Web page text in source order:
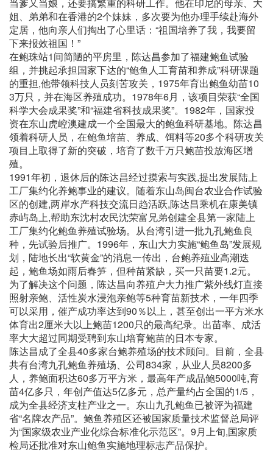
当爹又当娘，还要搞繁重的科研工作。他在印尼的母亲、大
姐、弟弟和在香港的2个妹妹，多次要为他办理手续赴海外
定居，他向亲人们掏出了心里话：“祖国培养了我，我要留
下来报效祖国！”
在鲍珠站1间简陋的平房里，陈达昌参加了福建鲍鱼试验
组，并挑起承担国家下达的“鲍鱼人工育苗和养成”科研课题
的重担,他带领科技人员刻苦攻关，1975年育出鲍鱼幼苗10
3万只，并在海区养殖成功。1978年6月，该项目荣获“全国
科学大会成果奖”和“福建省科技成果奖”。1982年，国家投
资在东山虎崆澳建成一个全国最大的鲍鱼科研基地。陈达昌
领着科研人员，在鲍鱼培苗、养成、饵料等20多个科研攻关
项目上取得了新的突破，培育了数千万只鲍苗投放海区增
殖。
1991年初，退休后的陈达昌经过摸索与实践,提出发展陆上
工厂集约化养鲍事业的建议。随着东山岛闽台农业合作试验
区的创建,两岸水产科技交流日趋活跃,陈达昌乘机在康美镇
赤屿岛上,帮助东沈村农民沈荣富兄弟创建全县第一家陆上
工厂集约化鲍鱼养殖试验场。从台湾引进一批九孔鲍鱼良
种，先试验后推广。1996年，东山大力实施“鲍鱼岛”发展规
划，陆地长出“软黄金”的消息一传出，台鲍养殖业高潮迭
起，鲍鱼场如雨后春笋，但种苗紧缺，买一只苗要1.2元。
为了解决这个问题，陈达昌向养殖户大力推广紫外线灯直接
照射亲鲍、活性炭水浸泡亲鲍等5种育苗新技术，一年四季
可以采用，催产成功率达到90％以上，甚至创出一平方米水
体育出2厘米大以上鲍苗1200只的最高纪录。出苗率、成活
率大大超过同期受聘到东山培育鲍苗的日本专家。
陈达昌成了全县40多家台鲍养殖场的技术顾问。目前，全县
共有台湾九孔鲍鱼养殖场、公司834家，从业人员8200多
人，养鲍面积达60多万平方米，最高年产成品鲍5000吨,育
苗4亿多只，年创产值达5亿多元，总产量约占全国的1/5，
成为全县经济支柱产业之一。东山九孔鲍鱼已被评为福建
省“名牌农产品”。鲍鱼养殖区还被国家质量技术监督总局评
为“国家级农业产业化综合标准化示范区”。9月上旬,国家质
检局还批准对东山鲍鱼实施地理标志产品保护。